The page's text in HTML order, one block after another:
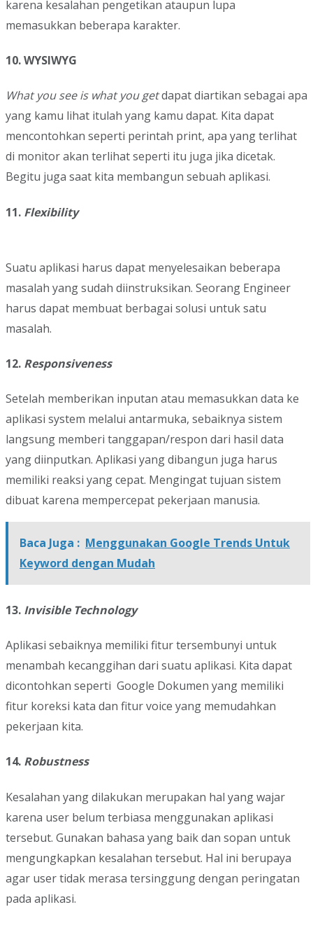
karena kesalahan pengetikan ataupun lupa
memasukkan beberapa karakter.
10.WYSIWYG
What you see is what you getdapat diartikan sebagai apa
yang kamu lihat itulah yang kamu dapat. Kita dapat
mencontohkan seperti perintah print, apa yang terlihat
di monitor akan terlihat seperti itu juga jika dicetak.
Begitu juga saat kita membangun sebuah aplikasi.
11. Flexibility
Suatu aplikasi harus dapat menyelesaikan beberapa
masalah yang sudah diinstruksikan. Seorang Engineer
harus dapat membuat berbagai solusi untuk satu
masalah.
12. Responsiveness
Setelah memberikan inputan atau memasukkan data ke
aplikasi system melalui antarmuka, sebaiknya sistem
langsung memberi tanggapan/respon dari hasil data
yang diinputkan. Aplikasi yang dibangun juga harus
memiliki reaksi yang cepat. Mengingat tujuan sistem
dibuat karena mempercepat pekerjaan manusia.
Baca Juga : Menggunakan Google Trends Untuk
Keyword dengan Mudah
13. Invisible Technology
Aplikasi sebaiknya memiliki fitur tersembunyi untuk
menambah kecanggihan dari suatu aplikasi. Kita dapat
dicontohkan seperti Google Dokumen yang memiliki
fitur koreksi kata dan fitur voice yang memudahkan
pekerjaan kita.
14. Robustness
Kesalahan yang dilakukan merupakan hal yang wajar
karena user belum terbiasa menggunakan aplikasi
tersebut. Gunakan bahasa yang baik dan sopan untuk
mengungkapkan kesalahan tersebut. Hal ini berupaya
agar user tidak merasa tersinggung dengan peringatan
pada aplikasi.